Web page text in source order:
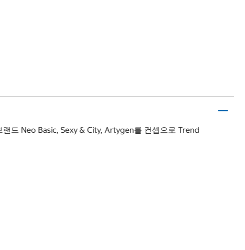
드 Neo Basic, Sexy & City, Artygen를 컨셉으로 Trend